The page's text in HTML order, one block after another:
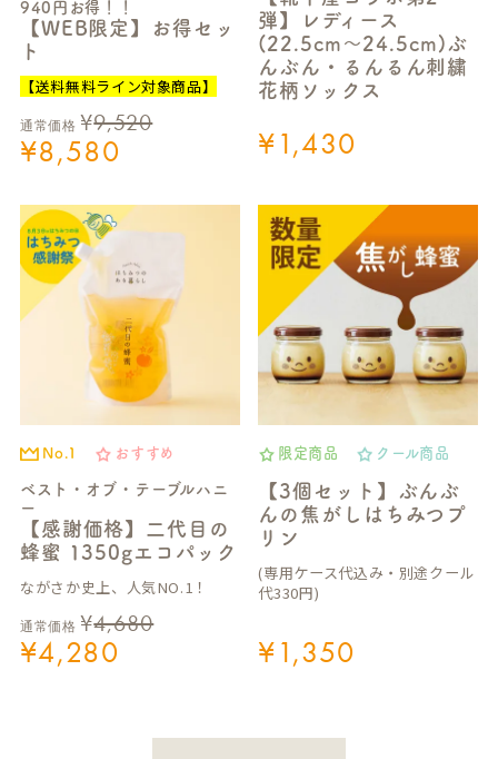
940円お得！！
【WEB限定】お得セッ
ト
【送料無料ライン対象商品】
通常価格 ¥9,520
¥8,580
弾】レディース
(22.5cm～24.5cm)ぶ
んぶん・るんるん刺繍
花柄ソックス
¥1,430
No.1 おすすめ
ベスト・オブ・テーブルハニ
ー
【感謝価格】二代目の
蜂蜜 1350gエコパック
ながさか史上、人気NO.1！
通常価格 ¥4,680
¥4,280
限定商品 クール商品
【3個セット】ぶんぶ
んの焦がしはちみつプ
リン
(専用ケース代込み・別途クール
代330円)
¥1,350